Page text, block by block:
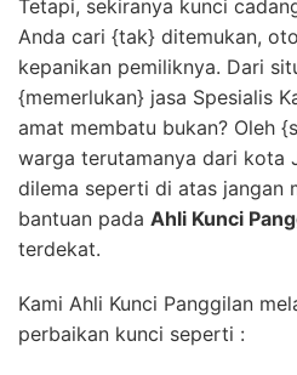
Tetapi, sekiranya kunci
Anda cari {tak} ditemukan,
kepanikan pemiliknya. Dari
{memerlukan} jasa Spesialis
amat membatu bukan? Oleh
warga terutamanya dari kota
dilema seperti di atas jangan
bantuan pada Ahli Kunci
terdekat.
Kami Ahli Kunci Panggilan
perbaikan kunci seperti :